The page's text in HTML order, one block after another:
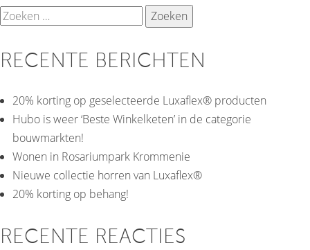
Zoeken
RECENTE BERICHTEN
20% korting op geselecteerde Luxaflex® producten
Hubo is weer ‘Beste Winkelketen’ in de categorie
bouwmarkten!
Wonen in Rosariumpark Krommenie
Nieuwe collectie horren van Luxaflex®
20% korting op behang!
RECENTE REACTIES